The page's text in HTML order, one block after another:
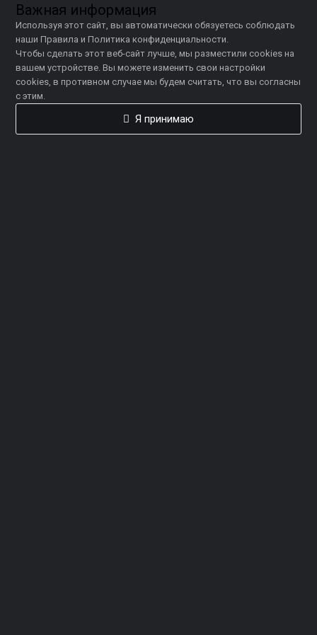
Важная информация
Используя этот сайт, вы автоматически обязуетесь соблюдать
наши Правила и Политика конфиденциальности
Чтобы сделать этот веб-сайт лучше, мы разместили cookies на
вашем устройстве. Вы можете изменить свои настройки
cookies , в противном случае мы будем считать, что вы согласны
с этим.
Я принимаю